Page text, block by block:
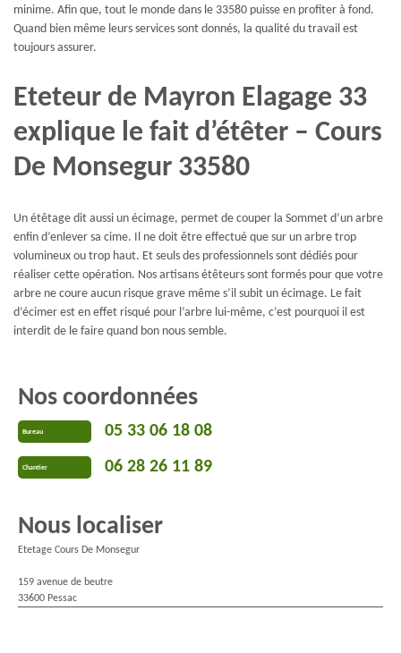
minime. Afin que, tout le monde dans le 33580 puisse en profiter à fond.
Quand bien même leurs services sont donnés, la qualité du travail est
toujours assurer.
Eteteur de Mayron Elagage 33
explique le fait d’étêter – Cours
De Monsegur 33580
Un étêtage dit aussi un écimage, permet de couper la Sommet d’un arbre
enfin d’enlever sa cime. Il ne doit être effectué que sur un arbre trop
volumineux ou trop haut. Et seuls des professionnels sont dédiés pour
réaliser cette opération. Nos artisans étêteurs sont formés pour que votre
arbre ne coure aucun risque grave même s’il subit un écimage. Le fait
d’écimer est en effet risqué pour l’arbre lui-même, c’est pourquoi il est
interdit de le faire quand bon nous semble.
Nos coordonnées
Bureau 05 33 06 18 08
Chantier 06 28 26 11 89
Nous localiser
Etetage Cours De Monsegur
159 avenue de beutre
33600 Pessac